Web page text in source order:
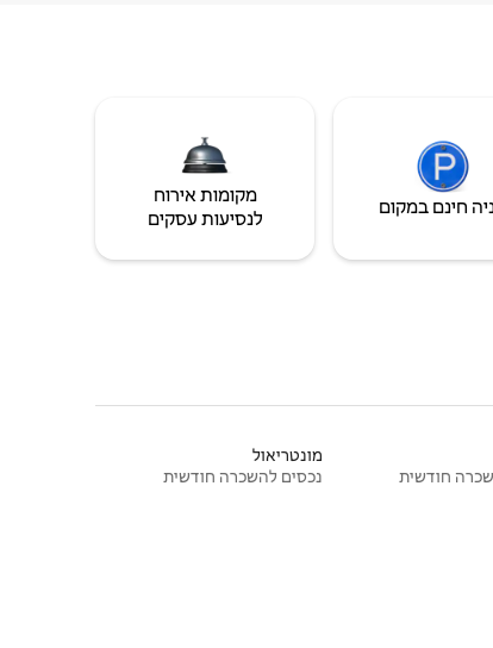
חינם במקום
מקומות אירוח
לנסיעות עסקים
חודשית
מונטריאול
נכסים להשכרה חודשית